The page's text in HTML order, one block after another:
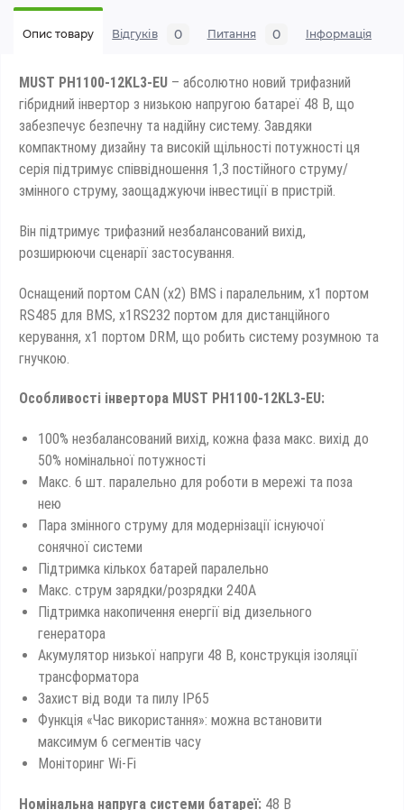
Опис товару Відгуків 0 Питання 0 Iнформація
MUST PH1100-12KL3-EU – абсолютно новий трифазний
гібридний інвертор з низькою напругою батареї 48 В, що
забезпечує безпечну та надійну систему. Завдяки
компактному дизайну та високій щільності потужності ця
серія підтримує співвідношення 1,3 постійного струму/
змінного струму, заощаджуючи інвестиції в пристрій.
Він підтримує трифазний незбалансований вихід,
розширюючи сценарії застосування.
Оснащений портом CAN (x2) BMS і паралельним, x1 портом
RS485 для BMS, x1RS232 портом для дистанційного
керування, x1 портом DRM, що робить систему розумною та
гнучкою.
Особливості інвертора MUST PH1100-12KL3-EU:
100% незбалансований вихід, кожна фаза макс. вихід до
50% номінальної потужності
Макс. 6 шт. паралельно для роботи в мережі та поза
нею
Пара змінного струму для модернізації існуючої
сонячної системи
Підтримка кількох батарей паралельно
Макс. струм зарядки/розрядки 240А
Підтримка накопичення енергії від дизельного
генератора
Акумулятор низької напруги 48 В, конструкція ізоляції
трансформатора
Захист від води та пилу IP65
Функція «Час використання»: можна встановити
максимум 6 сегментів часу
Моніторинг Wi-Fi
Номінальна напруга системи батареї: 48 В